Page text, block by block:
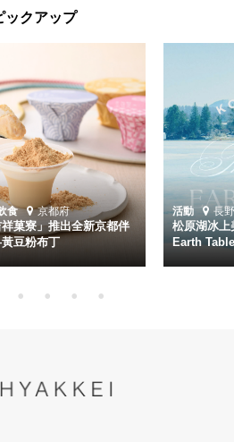
ックアップ
食 京都府
菓寮」推出全新京都伴
豆粉布丁
活動 長
松原湖冰
Earth